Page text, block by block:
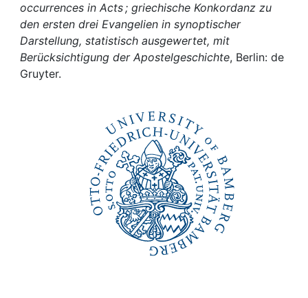
occurrences in Acts ; griechische Konkordanz zu
den ersten drei Evangelien in synoptischer
Darstellung, statistisch ausgewertet, mit
Berücksichtigung der Apostelgeschichte, Berlin: de
Gruyter.